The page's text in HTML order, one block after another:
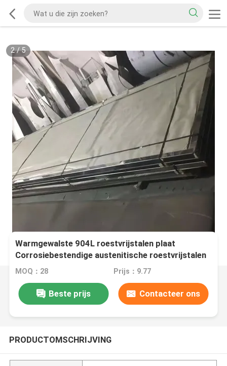
2/5
Warmgewalste 904L roestvrijstalen plaat
Corrosiebestendige austenitische roestvrijstalen
plaat 1500x6000mm
MOQ：28 Prijs：9.77
Beste prijs Contacteer ons
PRODUCTOMSCHRIJVING